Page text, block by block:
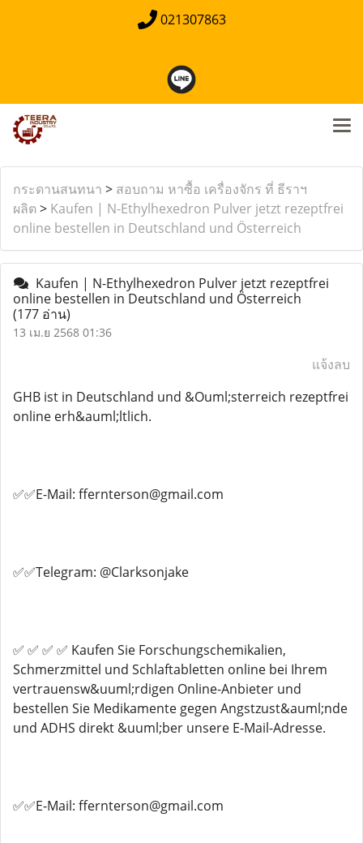
021307863
กระดานสนทนา > สอบถาม หาซื้อ เครื่องจักร ที่ ธีราฯ
ผลิต > Kaufen | N-Ethylhexedron Pulver jetzt rezeptfrei
online bestellen in Deutschland und Österreich
Kaufen | N-Ethylhexedron Pulver jetzt rezeptfrei
online bestellen in Deutschland und Österreich
(177 อ่าน)
13 เม.ย 2568 01:36
แจ้งลบ
GHB ist in Deutschland und &Ouml;sterreich rezeptfrei
online erh&auml;ltlich.
✅✅E-Mail: ffernterson@gmail.com
✅✅Telegram: @Clarksonjake
✅ ✅ ✅ ✅ Kaufen Sie Forschungschemikalien,
Schmerzmittel und Schlaftabletten online bei Ihrem
vertrauensw&uuml;rdigen Online-Anbieter und
bestellen Sie Medikamente gegen Angstzust&auml;nde
und ADHS direkt &uuml;ber unsere E-Mail-Adresse.
✅✅E-Mail: ffernterson@gmail.com